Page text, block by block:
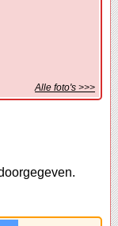
Alle foto's >>>